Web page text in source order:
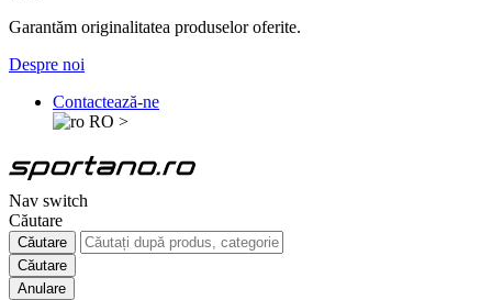
Garantăm originalitatea produselor oferite.
Despre noi
Contactează-ne
RO >
Nav switch
Căutare
Căutare
Căutare
Anulare